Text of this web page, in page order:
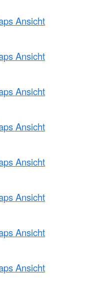
Ansicht
Ansicht
Ansicht
Ansicht
Ansicht
Ansicht
Ansicht
Ansicht